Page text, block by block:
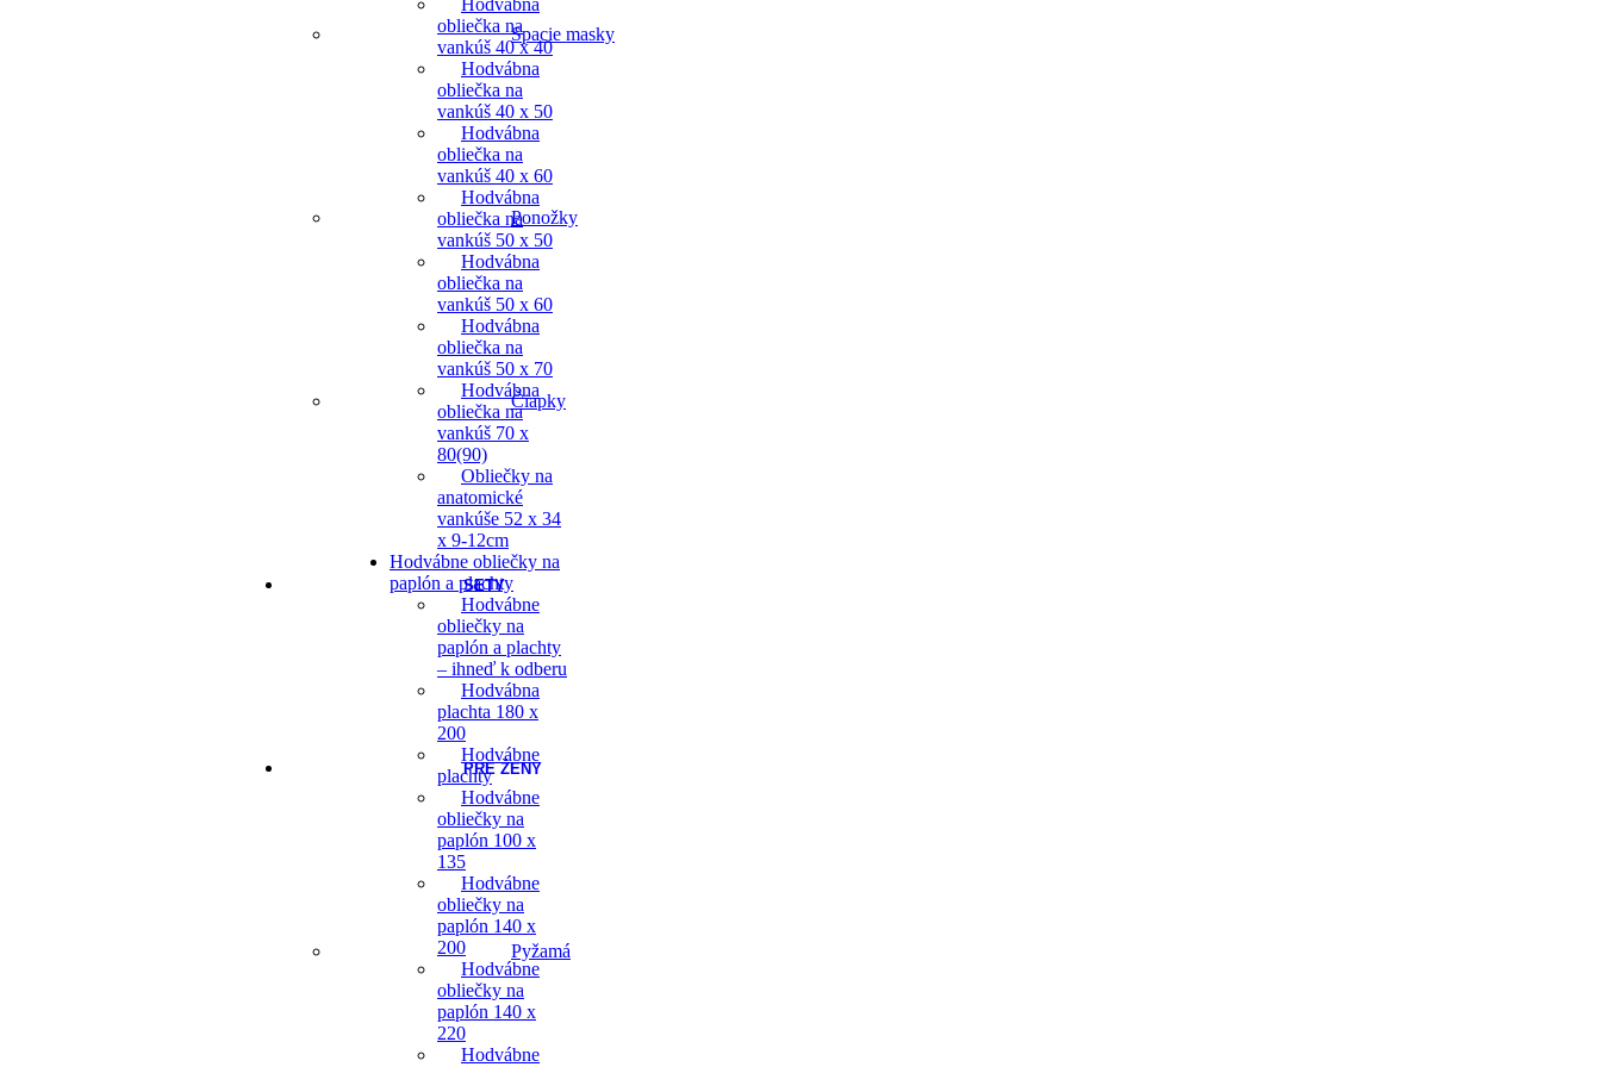
Spacie masky
Ponožky
Čiapky
SETY
PRE ŽENY
Pyžamá
obliečka na
vankúš 40 x 40
Hodvábna
obliečka na
vankúš 40 x 50
Hodvábna
obliečka na
vankúš 40 x 60
Hodvábna
obliečka na
vankúš 50 x 50
Hodvábna
obliečka na
vankúš 50 x 60
Hodvábna
obliečka na
vankúš 50 x 70
Hodvábna
obliečka na
vankúš 70 x
80(90)
Obliečky na
anatomické
vankúše 52 x 34
x 9-12cm
Hodvábne obliečky na
paplón a plachty
Hodvábne
obliečky na
paplón a plachty
– ihneď k odberu
Hodvábna
plachta 180 x
200
Hodvábne
plachty
Hodvábne
obliečky na
paplón 100 x
135
Hodvábne
obliečky na
paplón 140 x
200
Hodvábne
obliečky na
paplón 140 x
220
Hodvábne